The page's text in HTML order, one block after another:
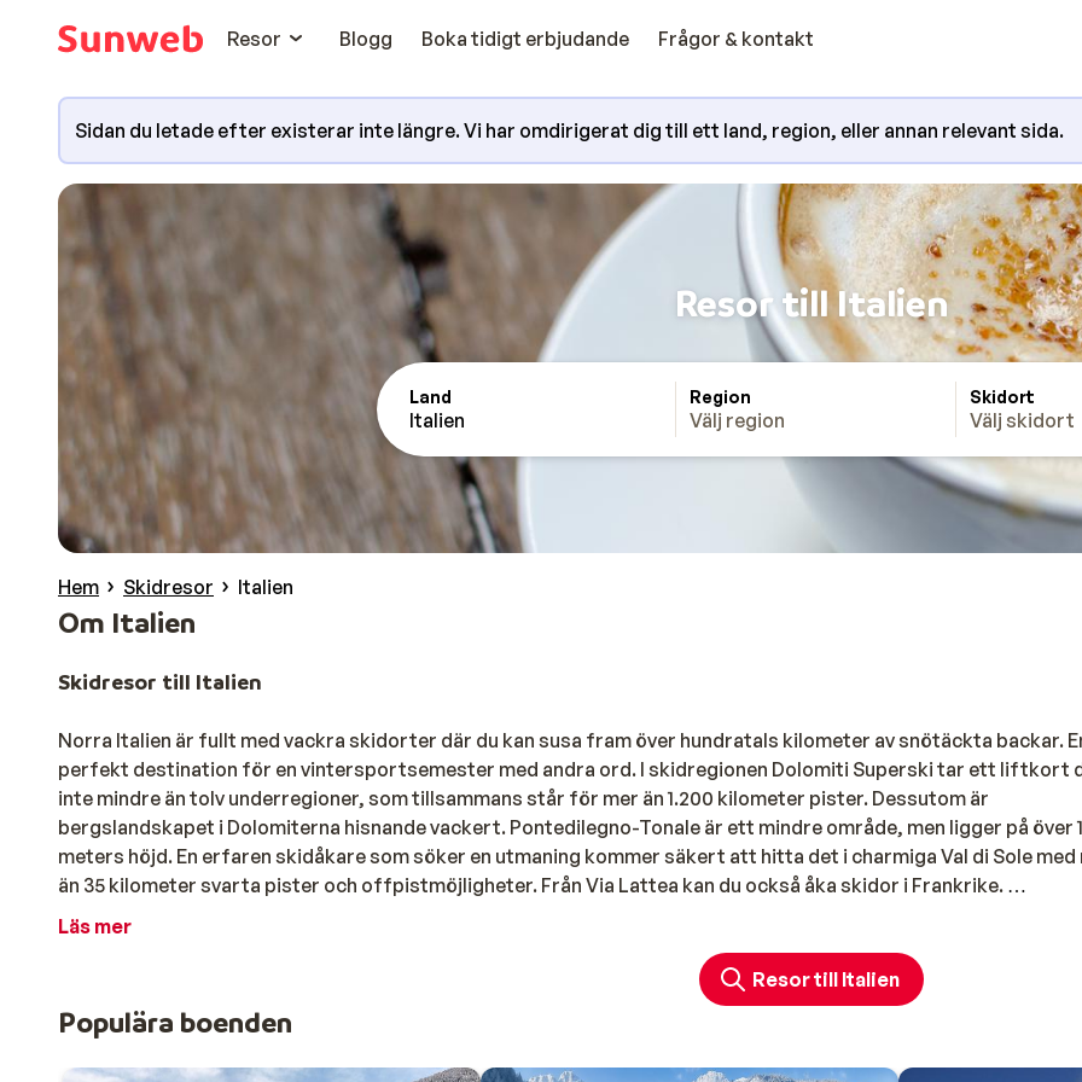
Resor
Blogg Boka tidigt erbjudande Frågor & kontakt
Sidan du letade efter existerar inte längre. Vi har omdirigerat dig till ett land, region, eller annan relevant sida.
Resor till Italien
Land
Italien
Region
Välj region
Skidort
Välj skidort
Hem Skidresor Italien
Om Italien
Skidresor till Italien
Norra Italien är fullt med vackra skidorter där du kan susa fram över hundratals kilometer av snötäckta backar.
perfekt destination för en vintersportsemester med andra ord. I skidregionen Dolomiti Superski tar ett liftkort
inte mindre än tolv underregioner, som tillsammans står för mer än 1.200 kilometer pister. Dessutom är
bergslandskapet i Dolomiterna hisnande vackert. Pontedilegno-Tonale är ett mindre område, men ligger på över
meters höjd. En erfaren skidåkare som söker en utmaning kommer säkert att hitta det i charmiga Val di Sole med
än 35 kilometer svarta pister och offpistmöjligheter. Från Via Lattea kan du också åka skidor i Frankrike.
Skidsemester i Italien är en succé
En vintersportsemester i norra Italien är hundra procent njutning. Och oavsett om du reser till de italienska bergen
med en grupp vänner eller kollegor, familjen eller din käresta, kommer du säkert att hitta ett trevligt hotell,
eller chalet bland vårt utbud av boende. Ett stenkast från skidliften, i backarna eller mitt i en livlig by: här finns
Läs mer
Resor till Italien
Populära boenden